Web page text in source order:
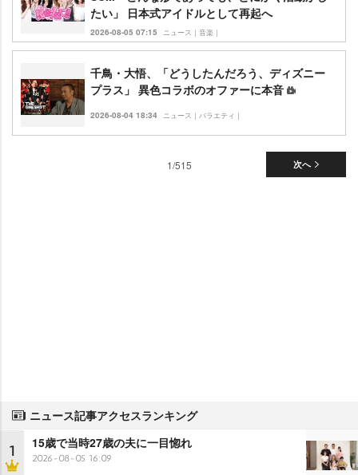
たい」 日本式アイドルとして再起へ
2026-08-05 07:15 ニュース｜音楽｜
千鳥・大悟、「どうしたんだろう、ディズニー
プラス」 異色コラボのオファーに本音
2026-08-04 18:34 ニュース｜バラエティ｜
次へ
1/515
ニュース記事アクセスランキング
1 15歳で当時27歳の夫に一目惚れ
2026-08-05 16:09